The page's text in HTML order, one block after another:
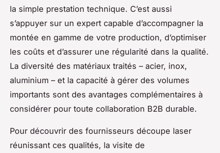
la simple prestation technique. C’est aussi
s’appuyer sur un expert capable d’accompagner la
montée en gamme de votre production, d’optimiser
les coûts et d’assurer une régularité dans la qualité.
La diversité des matériaux traités – acier, inox,
aluminium – et la capacité à gérer des volumes
importants sont des avantages complémentaires à
considérer pour toute collaboration B2B durable.
Pour découvrir des fournisseurs découpe laser
réunissant ces qualités, la visite de